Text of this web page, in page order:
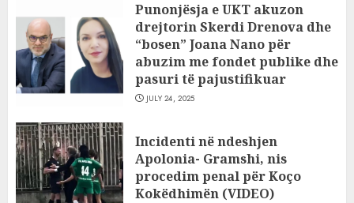
Punonjësja e UKT akuzon
drejtorin Skerdi Drenova dhe
“bosen” Joana Nano për
abuzim me fondet publike dhe
pasuri të pajustifikuar
JULY 24, 2025
Incidenti në ndeshjen
Apolonia- Gramshi, nis
procedim penal për Koço
Kokëdhimën (VIDEO)